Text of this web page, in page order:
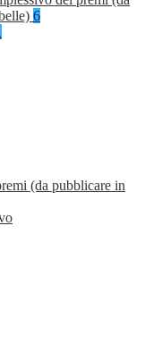
6
(da pubblicare in